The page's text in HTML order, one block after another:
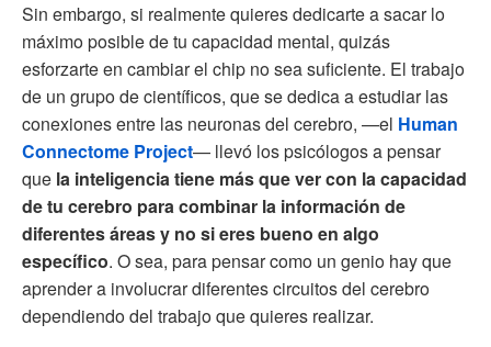
Sin embargo, si realmente quieres dedicarte a sacar lo
máximo posible de tu capacidad mental, quizás
esforzarte en cambiar el chip no sea suficiente. El trabajo
de un grupo de científicos, que se dedica a estudiar las
conexiones entre las neuronas del cerebro, —el Human
Connectome Project— llevó los psicólogos a pensar
que la inteligencia tiene más que ver con la capacidad
de tu cerebro para combinar la información de
diferentes áreas y no si eres bueno en algo
específico. O sea, para pensar como un genio hay que
aprender a involucrar diferentes circuitos del cerebro
dependiendo del trabajo que quieres realizar.